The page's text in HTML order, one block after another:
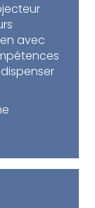
avec